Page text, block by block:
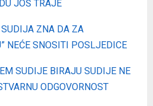
JOŠ TRAJE
SUDIJA ZNA DA ZA
NEĆE SNOSITI POSLJEDICE
SUDIJE BIRAJU SUDIJE NE
ODGOVORNOST